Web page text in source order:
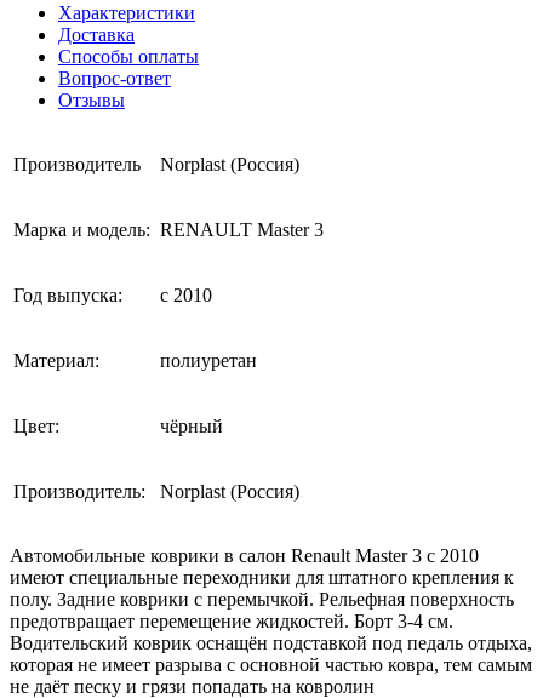
Характеристики
Доставка
Способы оплаты
Вопрос-ответ
Отзывы
Производитель Norplast (Россия)
Марка и модель: RENAULT Master 3
Год выпуска: с 2010
Материал: полиуретан
Цвет: чёрный
Производитель: Norplast (Россия)
Автомобильные коврики в салон Renault Master 3 с 2010
имеют специальные переходники для штатного крепления к
полу. Задние коврики с перемычкой. Рельефная поверхность
предотвращает перемещение жидкостей. Борт 3-4 см.
Водительский коврик оснащён подставкой под педаль отдыха,
которая не имеет разрыва с основной частью ковра, тем самым
не даёт песку и грязи попадать на ковролин